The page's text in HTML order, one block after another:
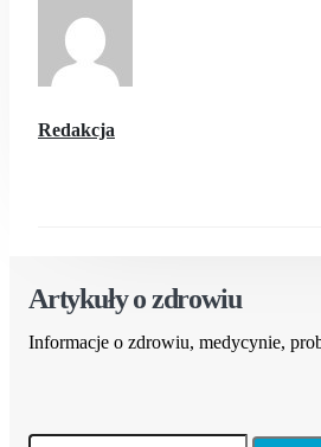
Redakcja
Artykuły o zdrowiu
Informacje o zdrowiu, medycynie,